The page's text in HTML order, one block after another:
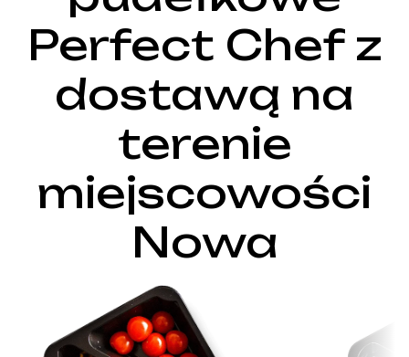
Perfect Chef z
dostawą na
terenie
miejscowości
Nowa